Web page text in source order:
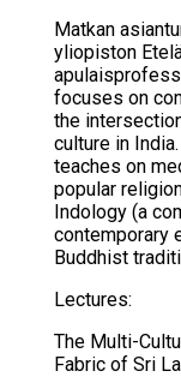
Matkan
yliopiston
focuses on
the
culture in
teaches on
popular
Indology (a
contemporary
Buddhist
Lectures:
The Multi-
Fabric of Sri